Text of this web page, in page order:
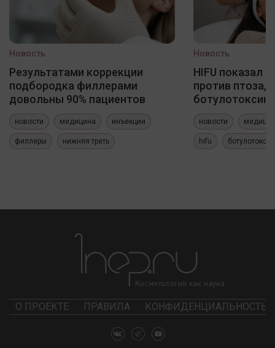
Новость
Результатами коррекции
подбородка филлерами
довольны 90% пациентов
новости медицина инъекции
филлеры нижняя треть
Новость
HIFU показал
против птоза,
новости
hifu ботулотоксин
О ПРОЕКТЕ ПРАВИЛА КОНФИДЕНЦИАЛЬНОСТЬ